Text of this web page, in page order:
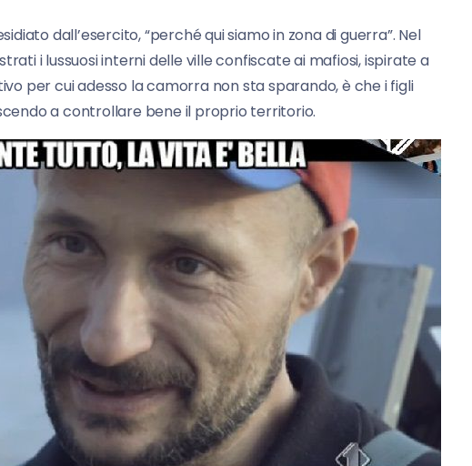
dall’esercito, “perché qui siamo in zona di guerra”. Nel
i lussuosi interni delle ville confiscate ai mafiosi, ispirate a
per cui adesso la camorra non sta sparando, è che i figli
a controllare bene il proprio territorio.